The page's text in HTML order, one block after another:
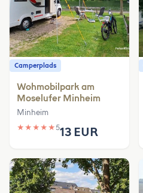
Camperplads
Wohmobilpark am
Moselufer Minheim
Minheim
★ ★ ★ ★ ★513 EUR